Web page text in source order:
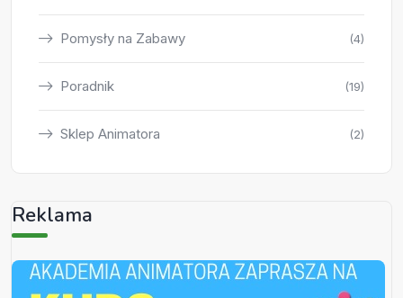
Pomysły na Zabawy (4)
Poradnik (19)
Sklep Animatora (2)
Reklama